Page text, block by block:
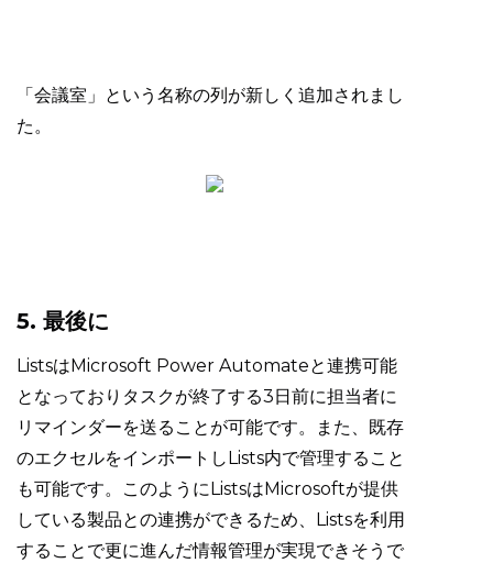
「会議室」という名称の列が新しく追加されまし
た。
5. 最後に
ListsはMicrosoft Power Automateと連携可能
となっておりタスクが終了する3日前に担当者に
リマインダーを送ることが可能です。また、既存
のエクセルをインポートしLists内で管理すること
も可能です。このようにListsはMicrosoftが提供
している製品との連携ができるため、Listsを利用
することで更に進んだ情報管理が実現できそうで